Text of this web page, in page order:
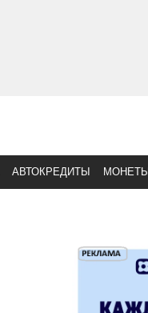
АВТОКРЕДИТЫ МОНЕТЫ